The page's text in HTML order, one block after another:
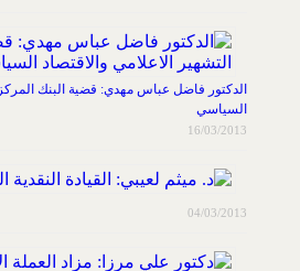
الدكتور فاضل عباس مهدي: قضية البنك
السياسي
16/03/2013
04/03/2013